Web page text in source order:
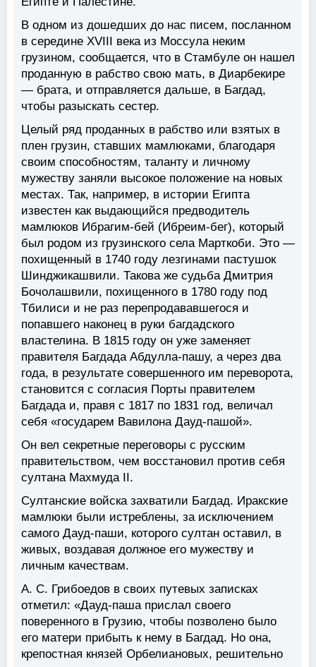
В одном из дошедших до нас писем, посланном
в середине XVIII века из Моссула неким
грузином, сообщается, что в Стамбуле он нашел
проданную в рабство свою мать, в Диарбекире
— брата, и отправляется дальше, в Багдад,
чтобы разыскать сестер.
Целый ряд проданных в рабство или взятых в
плен грузин, ставших мамлюками, благодаря
своим способностям, таланту и личному
мужеству заняли высокое положение на новых
местах. Так, например, в истории Египта
известен как выдающийся предводитель
мамлюков Ибрагим-бей (Ибреим-бег), который
был родом из грузинского села Марткоби. Это —
похищенный в 1740 году лезгинами пастушок
Шинджикашвили. Такова же судьба Дмитрия
Бочолашвили, похищенного в 1780 году под
Тбилиси и не раз перепродававшегося и
попавшего наконец в руки багдадского
властелина. В 1815 году он уже заменяет
правителя Багдада Абдулла-пашу, а через два
года, в результате совершенного им переворота,
становится с согласия Порты правителем
Багдада и, правя с 1817 по 1831 год, величал
себя «государем Вавилона Дауд-пашой».
Он вел секретные переговоры с русским
правительством, чем восстановил против себя
султана Махмуда II.
Султанские войска захватили Багдад. Иракские
мамлюки были истреблены, за исключением
самого Дауд-паши, которого султан оставил, в
живых, воздавая должное его мужеству и
личным качествам.
А. С. Грибоедов в своих путевых записках
отметил: «Дауд-паша прислал своего
поверенного в Грузию, чтобы позволено было
его матери прибыть к нему в Багдад. Но она,
крепостная князей Орбелиановых, решительно